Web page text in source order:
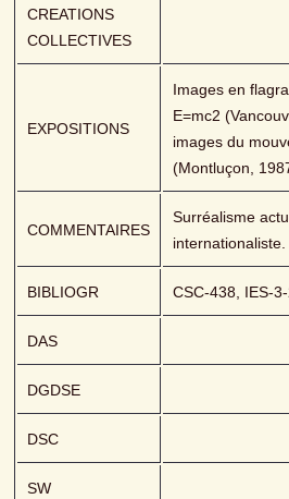
CREATIONS
COLLECTIVES
EXPOSITIONS
Images en
E=mc2
images du
(Montluçon,
COMMENTAIRES
Surréalisme
internationaliste.
BIBLIOGR CSC-438, IES-
DAS
DGDSE
DSC
SW